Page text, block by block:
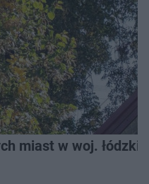
miast w woj.